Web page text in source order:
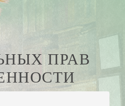
ПРАВ